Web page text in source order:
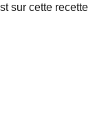
sur cette recette